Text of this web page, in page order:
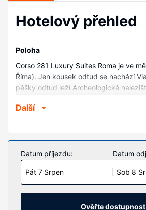
Hotelový přehled
Poloha
Corso 281 Luxury Suites Roma je ve
Říma). Jen kousek odtud se nachází
pěšky odtud leží Archeologické
Fontána di Trevi a 0,6 km od Pantheon.
V jednom z 12 pokojů s osobitou
vybavení patří minibar a LCD televize,
doma. Na posteli je připravena
prošívané přikrývky z prachového peří
prádlo. Spojen¡ se světem vám zajistí
zdarma. K vybavení koupelen patří
sprcha a značkové toaletní potřeby.
Další
Datum příjezdu:
Pát 7 Srpen
Datum
Sob 8
Ověřte dostupnost